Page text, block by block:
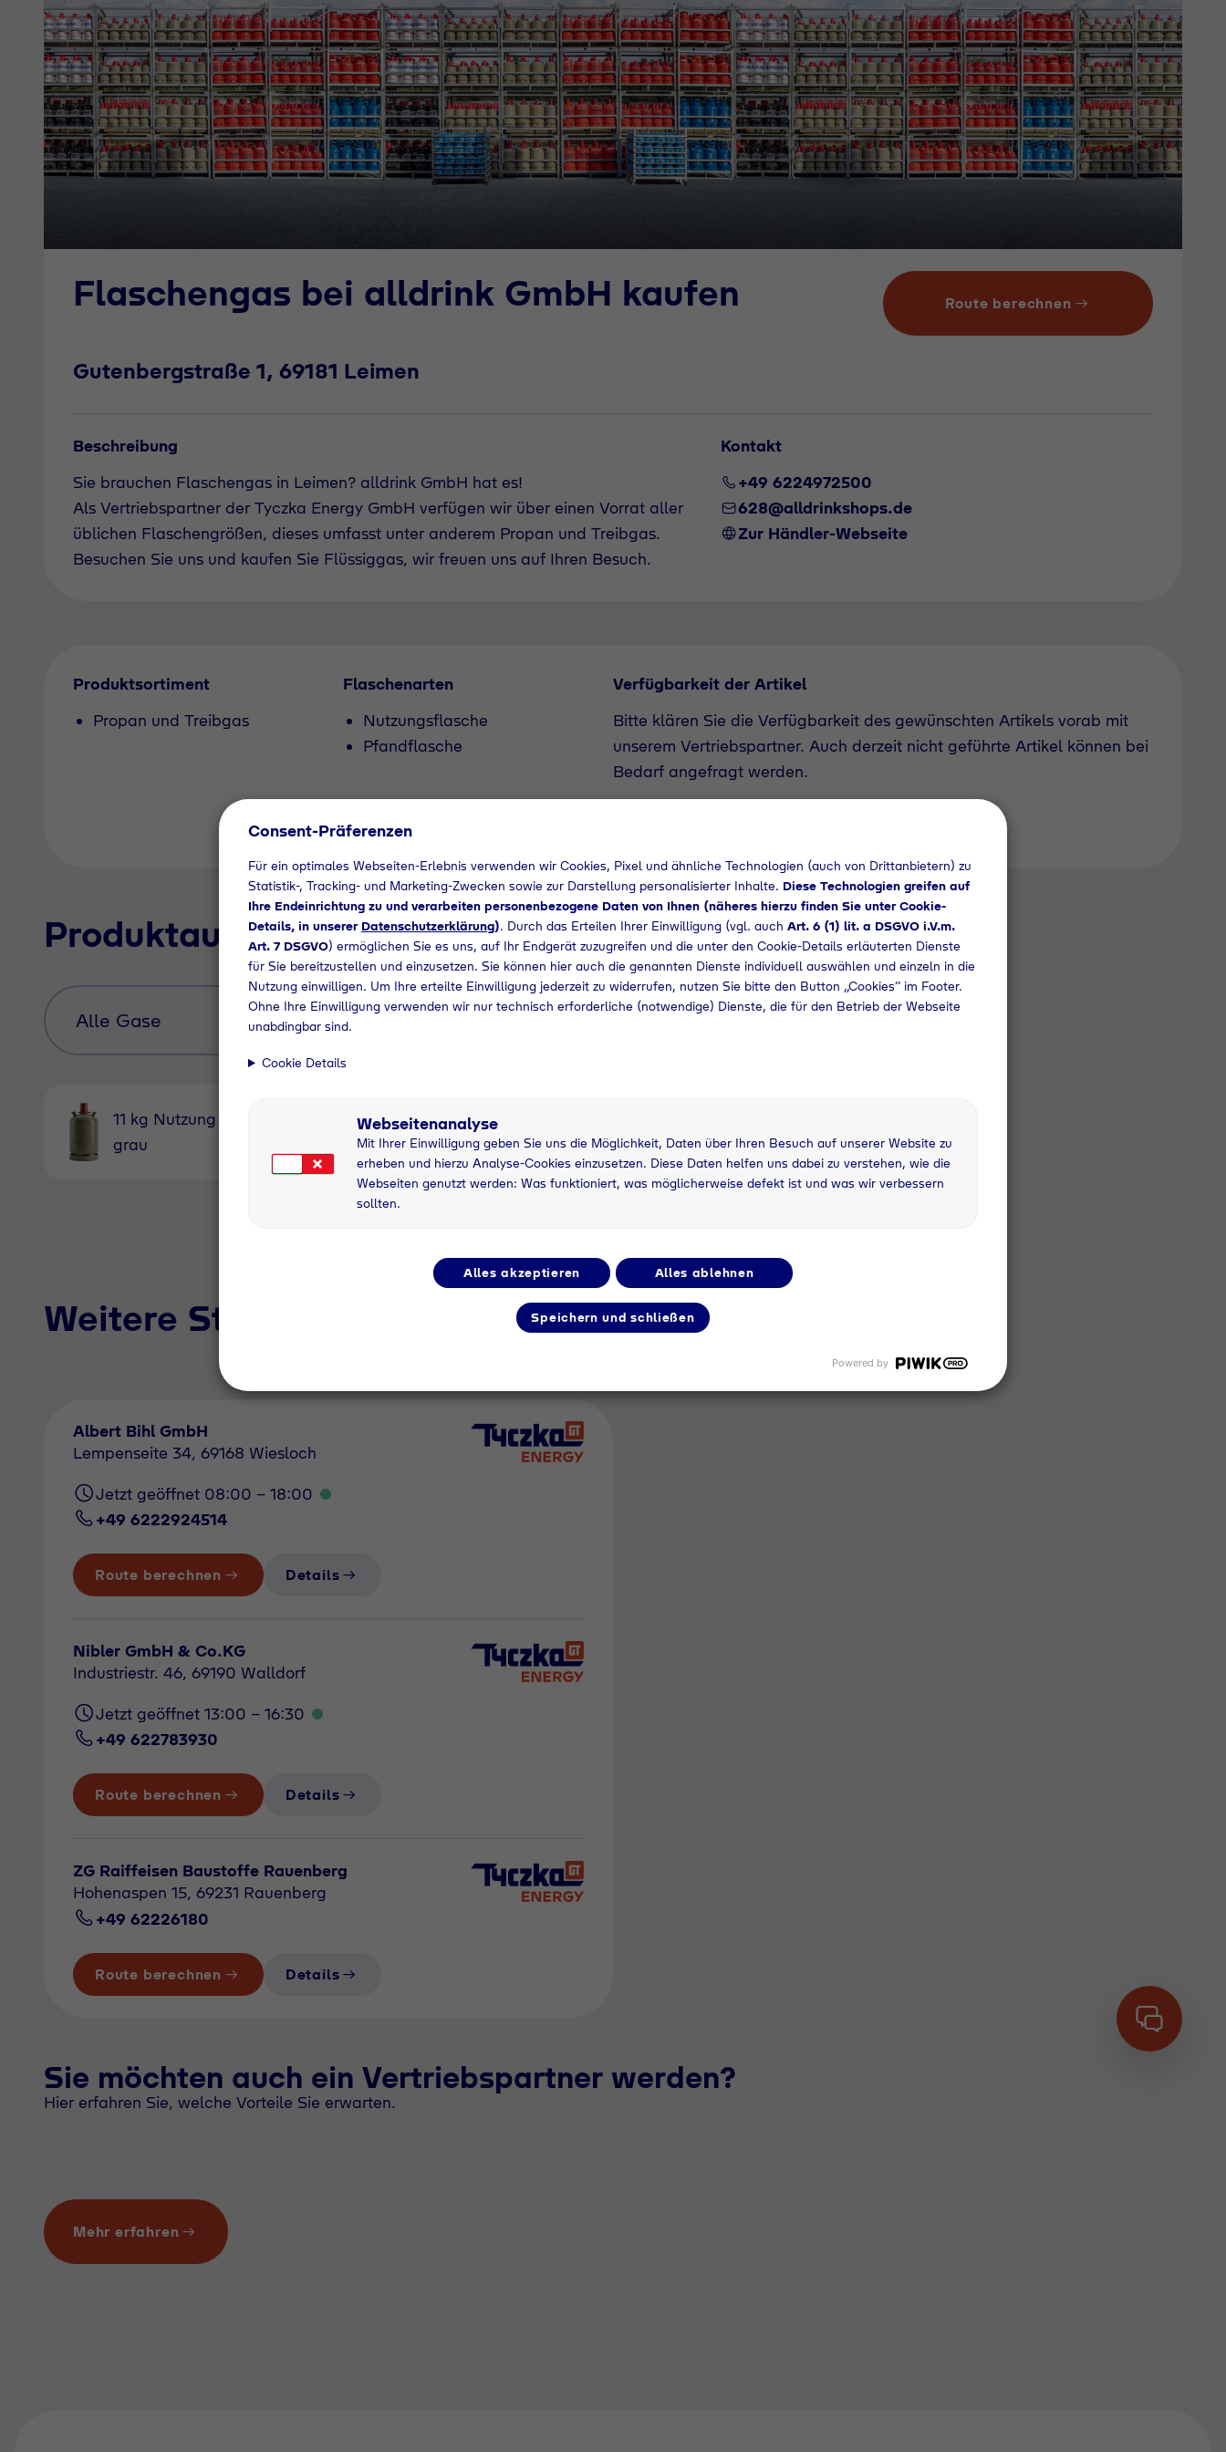
Flaschengas bei alldrink GmbH kaufen
Gutenbergstraße 1, 69181 Leimen
Route berechnen
Beschreibung
Sie brauchen Flaschengas in Leimen? alldrink GmbH hat es!
Als Vertriebspartner der Tyczka Energy GmbH verfügen wir über einen Vorrat aller
üblichen Flaschengrößen, dieses umfasst unter anderem Propan und Treibgas.
Besuchen Sie uns und kaufen Sie Flüssiggas, wir freuen uns auf Ihren Besuch.
Kontakt
+49 6224972500
628@alldrinkshops.de
Zur Händler-Webseite
Produktsortiment
Propan und Treibgas
Flaschenarten
Nutzungsflasche
Pfandflasche
Verfügbarkeit der Artikel
Bitte klären Sie die Verfügbarkeit des gewünschten Artikels vorab mit
unserem Vertriebspartner. Auch derzeit nicht geführte Artikel können bei
Bedarf angefragt werden.
Produktauswahl
11 kg Nutzung
grau
11 kg
Pfandflasche
grau
Pfandflasche
Weitere Standorte im Umkreis
Albert Bihl GmbH
Lempenseite 34, 69168 Wiesloch
Jetzt geöffnet 08:00 - 18:00
+49 6222924514
Route berechnen Details
Nibler GmbH & Co.KG
Industriestr. 46, 69190 Walldorf
Jetzt geöffnet 13:00 - 16:30
+49 622783930
Route berechnen Details
ZG Raiffeisen Baustoffe Rauenberg
Hohenaspen 15, 69231 Rauenberg
+49 62226180
Route berechnen Details
Sie möchten auch ein Vertriebspartner werden?
Hier erfahren Sie, welche Vorteile Sie erwarten.
Mehr erfahren
Consent-Präferenzen
Für ein optimales Webseiten-Erlebnis verwenden wir Cookies, Pixel und ähnliche Technologien (auch von Drittanbietern) zu
Statistik-, Tracking- und Marketing-Zwecken sowie zur Darstellung personalisierter Inhalte. Diese Technologien greifen auf
Ihre Endeinrichtung zu und verarbeiten personenbezogene Daten von Ihnen (näheres hierzu finden Sie unter Cookie-
Details, in unserer Datenschutzerklärung). Durch das Erteilen Ihrer Einwilligung (vgl. auch Art. 6 (1) lit. a DSGVO i.V.m.
Art. 7 DSGVO) ermöglichen Sie es uns, auf Ihr Endgerät zuzugreifen und die unter den Cookie-Details erläuterten Dienste
für Sie bereitzustellen und einzusetzen. Sie können hier auch die genannten Dienste individuell auswählen und einzeln in die
Nutzung einwilligen. Um Ihre erteilte Einwilligung jederzeit zu widerrufen, nutzen Sie bitte den Button „Cookies“ im Footer.
Ohne Ihre Einwilligung verwenden wir nur technisch erforderliche (notwendige) Dienste, die für den Betrieb der Webseite
unabdingbar sind.
Cookie Details
Webseitenanalyse
Mit Ihrer Einwilligung geben Sie uns die Möglichkeit, Daten über Ihren Besuch auf unserer Website zu
erheben und hierzu Analyse-Cookies einzusetzen. Diese Daten helfen uns dabei zu verstehen, wie die
Webseiten genutzt werden: Was funktioniert, was möglicherweise defekt ist und was wir verbessern
sollten.
Alles akzeptieren Alles ablehnen
Speichern und schließen
Powered by